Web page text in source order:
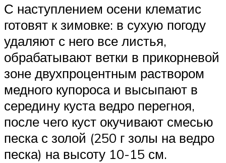
С наступлением осени клематис
готовят к зимовке: в сухую погоду
удаляют с него все листья,
обрабатывают ветки в прикорневой
зоне двухпроцентным раствором
медного купороса и высыпают в
середину куста ведро перегноя,
после чего куст окучивают смесью
песка с золой (250 г золы на ведро
песка) на высоту 10-15 см.